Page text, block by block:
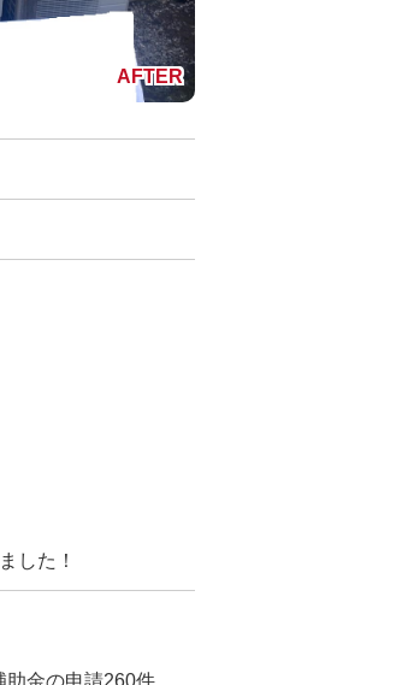
した！
助金の申請260件